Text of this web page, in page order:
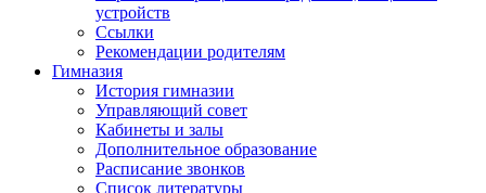
устройств
Ссылки
Рекомендации родителям
Гимназия
История гимназии
Управляющий совет
Кабинеты и залы
Дополнительное образование
Расписание звонков
Список литературы